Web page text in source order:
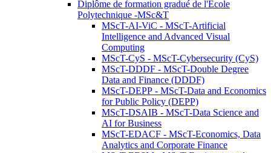
Diplôme de formation gradué de l'Ecole
Polytechnique -MSc&T
MScT-AI-ViC - MScT-Artificial
Intelligence and Advanced Visual
Computing
MScT-CyS - MScT-Cybersecurity (CyS)
MScT-DDDF - MScT-Double Degree
Data and Finance (DDDF)
MScT-DEPP - MScT-Data and Economics
for Public Policy (DEPP)
MScT-DSAIB - MScT-Data Science and
AI for Business
MScT-EDACF - MScT-Economics, Data
Analytics and Corporate Finance